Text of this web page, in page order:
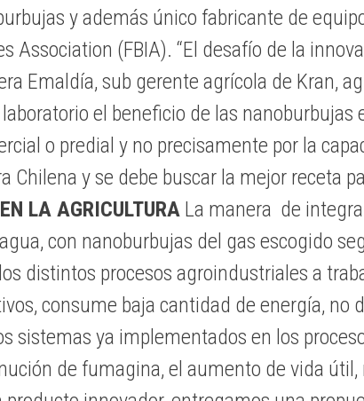
y además único fabricante de
Association (FBIA). “El desafío de la
Emaldía, sub gerente agrícola de Kran,
el beneficio de las
o predial y no precisamente por la
Chilena y se debe buscar la mejor receta
LA AGRICULTURALa manera de
con nanoburbujas del gas escogido
distintos procesos agroindustriales a
consume baja cantidad de energía,
sistemas ya implementados en los
de fumagina, el aumento de vida